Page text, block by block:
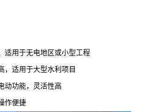
适用于无电地区或小型工程
，适用于大型水利项目
动功能，灵活性高
作便捷